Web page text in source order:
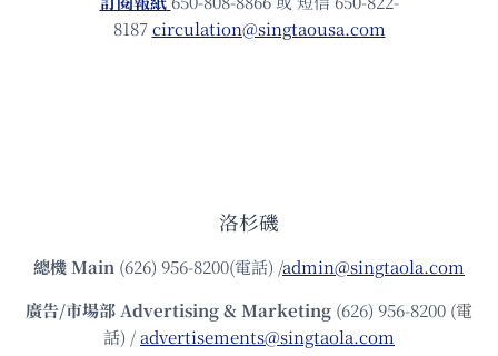
8187circulation@singtaousa.com
洛杉磯
總機Main (626) 956-8200(電話) /admin@singtaola.com
廣告/市場部Advertising & Marketing (626) 956-8200 (電
話) /advertisements@singtaola.com